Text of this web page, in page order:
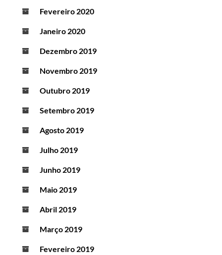
Fevereiro 2020
Janeiro 2020
Dezembro 2019
Novembro 2019
Outubro 2019
Setembro 2019
Agosto 2019
Julho 2019
Junho 2019
Maio 2019
Abril 2019
Março 2019
Fevereiro 2019